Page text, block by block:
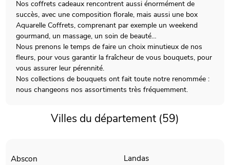
Nos coffrets cadeaux rencontrent aussi énormément de
succès, avec une composition florale, mais aussi une box
Aquarelle Coffrets, comprenant par exemple un weekend
gourmand, un massage, un soin de beauté…
Nous prenons le temps de faire un choix minutieux de nos
fleurs, pour vous garantir la fraîcheur de vous bouquets, pour
vous assurer leur pérennité.
Nos collections de bouquets ont fait toute notre renommée :
nous changeons nos assortiments très fréquemment.
Villes du département (59)
Abscon
Landas